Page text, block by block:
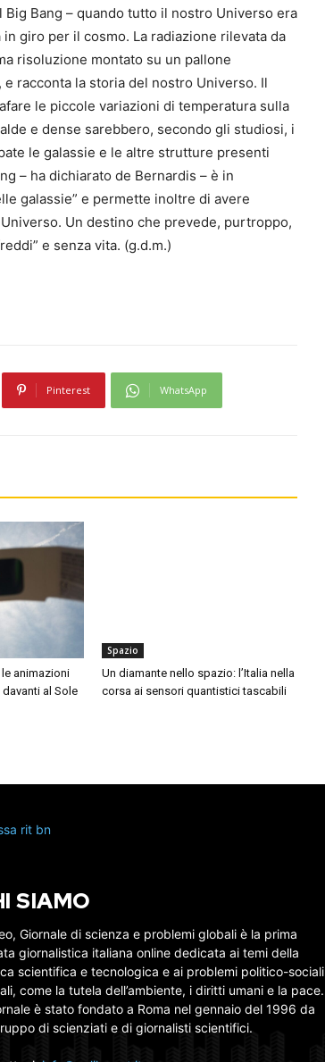
Bang – quando tutto il nostro Universo era
in giro per il cosmo. La radiazione rilevata da
risoluzione montato su un pallone
racconta la storia del nostro Universo. Il
le piccole variazioni di temperatura sulla
e dense sarebbero, secondo gli studiosi, i
le galassie e le altre strutture presenti
– ha dichiarato de Bernardis – è in
galassie” e permette inoltre di avere
Un destino che prevede, purtroppo,
e senza vita. (g.d.m.)
Pinterest WhatsApp
animazioni
al Sole
Spazio
Un diamante nello spazio: l’Italia nella
corsa ai sensori quantistici tascabili
SIAMO
Giornale di scienza e problemi globali è la prima
giornalistica italiana online dedicata ai temi della
scientifica e tecnologica e ai problemi politico-sociali
come la tutela dell’ambiente, i diritti umani e la pace.
è stato fondato a Roma nel gennaio del 1996 da
di scienziati e di giornalisti scientifici.